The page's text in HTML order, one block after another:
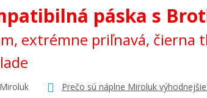
páska s
extrémne priľnavá, čierna
Prečo sú náplne Miroluk